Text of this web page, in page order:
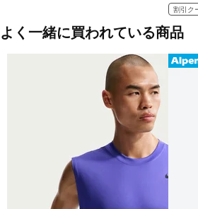
割引ク
よく一緒に買われている商品